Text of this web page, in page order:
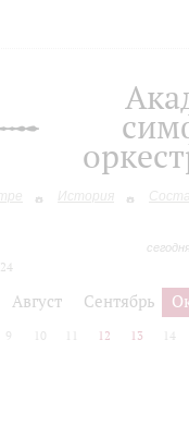
История
Август Сентябрь
9 10 12 13 14